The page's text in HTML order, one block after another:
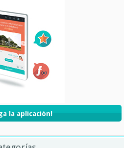
la aplicación!